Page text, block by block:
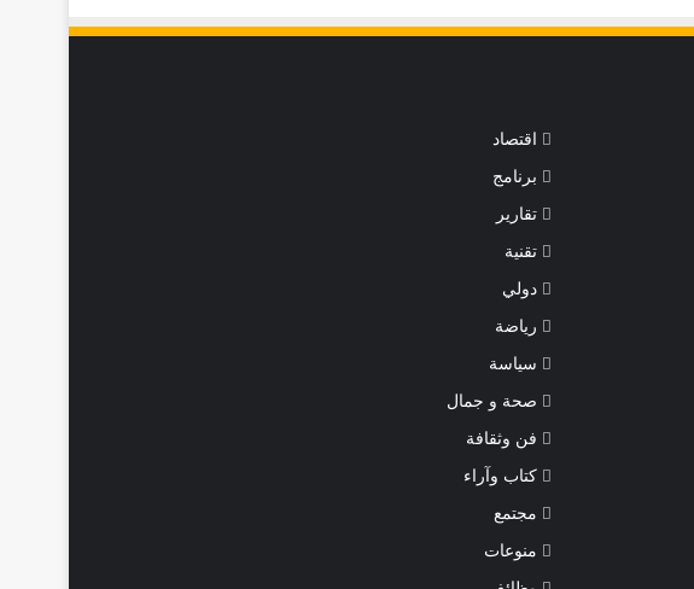
اقتصاد
برنامج
تقارير
تقنية
دولي
رياضة
سياسة
صحة و جمال
فن وثقافة
كتاب وآراء
مجتمع
منوعات